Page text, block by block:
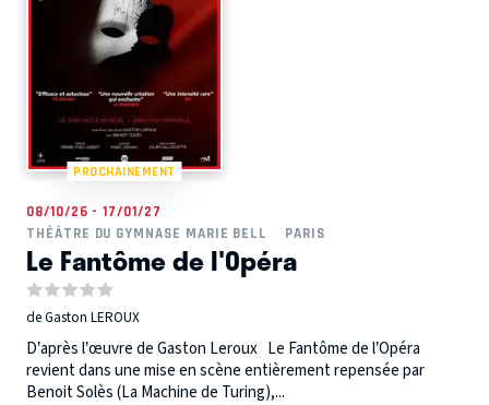
PROCHAINEMENT
08/10/26 - 17/01/27
THÉÂTRE DU GYMNASE MARIE BELL
PARIS
Le Fantôme de l'Opéra
de Gaston LEROUX
D’après l’œuvre de Gaston Leroux Le Fantôme de l’Opéra
revient dans une mise en scène entièrement repensée par
Benoit Solès (La Machine de Turing),...